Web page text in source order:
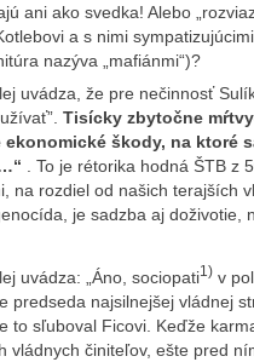
ani ako svedka! Alebo
a s nimi
nazýva „mafiánmi“)?
uvádza, že pre nečinnosť
Tisícky zbytočne
ekonomické škody, na ktoré
. To je rétorika hodná ŠTB z
na rozdiel od našich terajších
je sadzba aj doživotie,
uvádza: „Áno, sociopati1) v
predseda najsilnejšej vládnej
to sľuboval Ficovi. Keďže
vládnych činiteľov, ešte pred